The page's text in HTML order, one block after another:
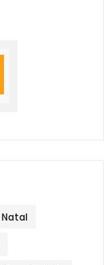
Natal